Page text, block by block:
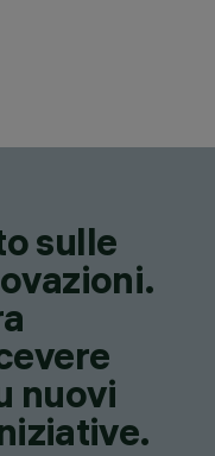
sulle
nuovi